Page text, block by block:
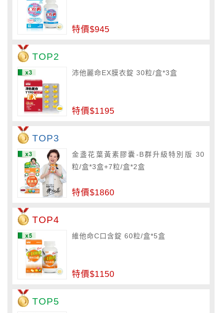
特價$945
TOP2
沛他麗命EX膜衣錠 30粒/盒*3盒
特價$1195
TOP3
金盞花葉黃素膠囊-B群升級特別版 30
粒/盒*3盒+7粒/盒*2盒
特價$1860
TOP4
維他命C口含錠 60粒/盒*5盒
特價$1150
TOP5